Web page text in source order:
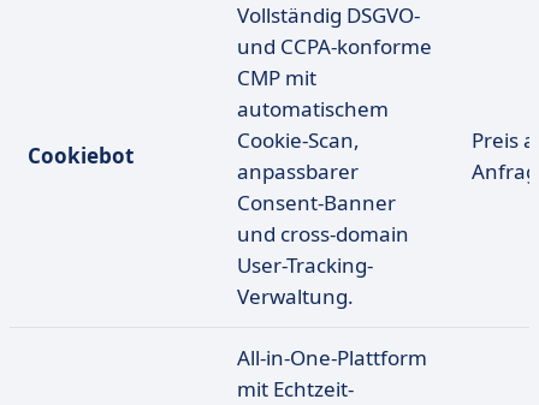
Cookiebot
Vollständig DSGVO-
und CCPA-konforme
CMP mit
automatischem
Cookie-Scan,
anpassbarer
Consent-Banner
und cross-domain
User-Tracking-
Verwaltung.
Preis
All-in-One-Plattform
mit Echtzeit-